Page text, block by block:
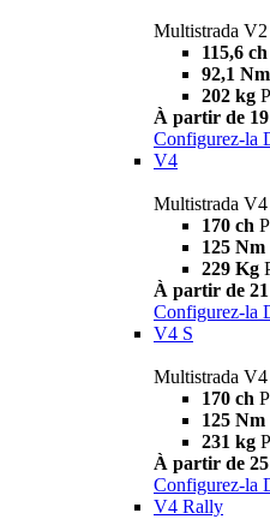
Multistrada V2
115,6 ch
92,1 Nm
202 kg
À partir de 19
Configurez-la
V4
Multistrada V4
170 ch
125 Nm
229 Kg
À partir de 21
Configurez-la
V4 S
Multistrada V4
170 ch
125 Nm
231 kg
À partir de 25
Configurez-la
V4 Rally